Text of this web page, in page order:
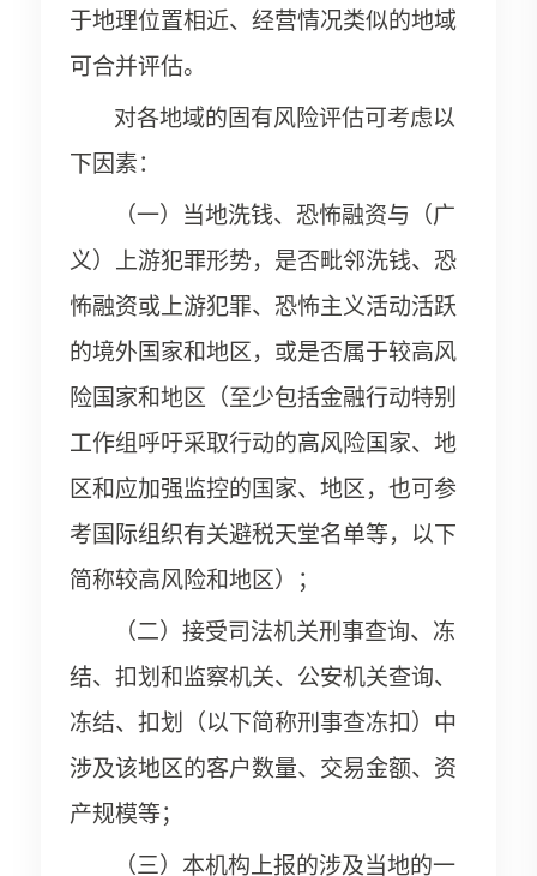
于地理位置相近、经营情况类似的地域
可合并评估。
对各地域的固有风险评估可考虑以
下因素：
（一）当地洗钱、恐怖融资与（广
义）上游犯罪形势，是否毗邻洗钱、恐
怖融资或上游犯罪、恐怖主义活动活跃
的境外国家和地区，或是否属于较高风
险国家和地区（至少包括金融行动特别
工作组呼吁采取行动的高风险国家、地
区和应加强监控的国家、地区，也可参
考国际组织有关避税天堂名单等，以下
简称较高风险和地区）；
（二）接受司法机关刑事查询、冻
结、扣划和监察机关、公安机关查询、
冻结、扣划（以下简称刑事查冻扣）中
涉及该地区的客户数量、交易金额、资
产规模等；
（三）本机构上报的涉及当地的一